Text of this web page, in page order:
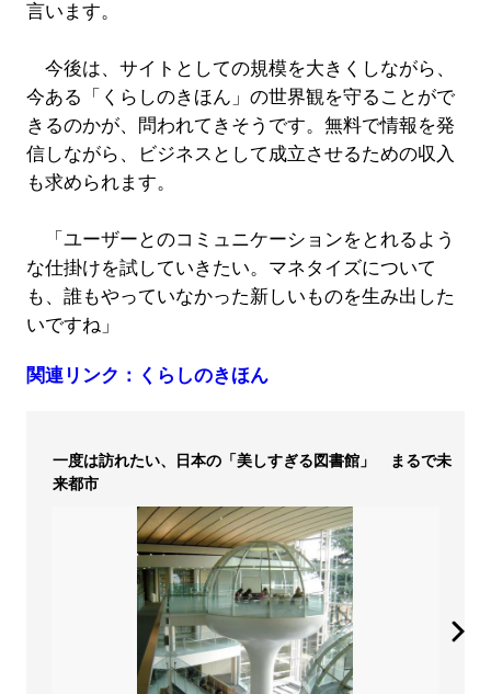
言います。
今後は、サイトとしての規模を大きくしながら、
今ある「くらしのきほん」の世界観を守ることがで
きるのかが、問われてきそうです。無料で情報を発
信しながら、ビジネスとして成立させるための収入
も求められます。
「ユーザーとのコミュニケーションをとれるよう
な仕掛けを試していきたい。マネタイズについて
も、誰もやっていなかった新しいものを生み出した
いですね」
関連リンク：くらしのきほん
一度は訪れたい、日本の「美しすぎる図書館」 まるで未
来都市